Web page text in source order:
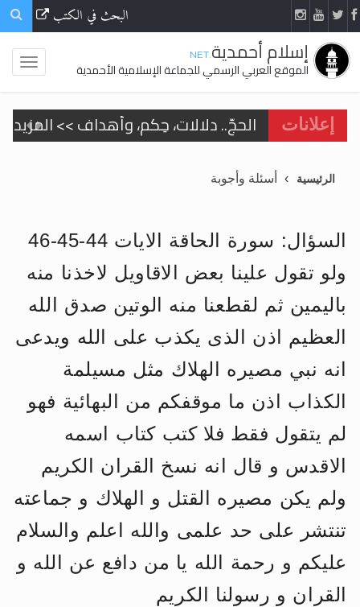
البحث في الكتب
إسلام أحمدية.NET
الموقع العربي الرسمي للجماعة الإسلامية الأحمدية
إعلانات
الحجّ.. دلالات، حِكم، وأهداف >> المزيد
اقرأ هذا المقال في أهمية عيد
الحجّ.. دلالات، حِكم، وأهداف >> المزيد
تعميم هامّ لأفراد الجماعة >> المزيد
تعميم هامّ لأفراد الجماعة >> المزيد
اقرأ هذا الكتاب وتعرّف على حقيقة
الرئيسية أسئلة وأجوبة
السؤال: سورة الحاقة الايات 44-45-46
ولو تقول علينا بعض الاقاويل لاخذنا منه
باليمين ثم لقطعنا منه الوتين صدق الله
العظيم اذن الذى يكذب على الله ويدعى
انه نبي مصيره الهلاك مثل مسيلمة
الكذاب اذن ما موقفكم من البهائية فهو
لم يتقول فقط فلا كتب كتاب اسمه
الاقدس و قال انه نسخ القران الكريم
ولم يكن مصيره القتل و الهلاك و جماعته
تنتشر على حد علمى والله اعلم والسلام
عليكم و رحمة الله يا من دافع عن الله و
القران و رسولنا الكريم